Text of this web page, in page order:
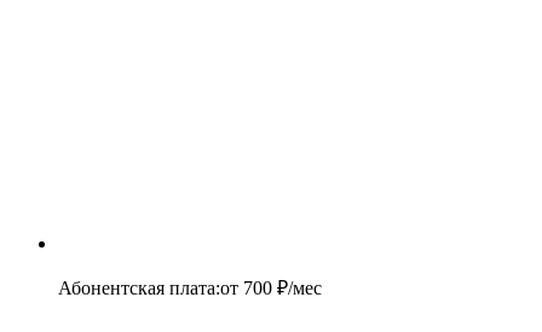
Абонентская плата:от 700 ₽/мес